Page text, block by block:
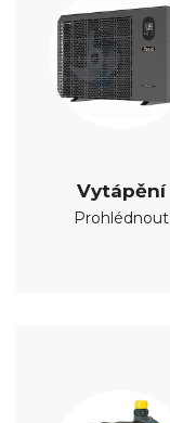
Vytápění
Prohlédnout